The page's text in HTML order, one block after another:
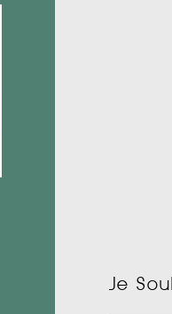
Je